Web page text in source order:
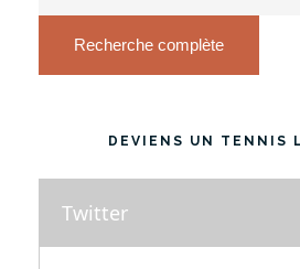
Recherche complète
DEVIENS UN TENNIS
Twitter